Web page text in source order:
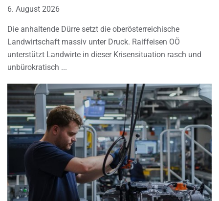
6. August 2026
Die anhaltende Dürre setzt die oberösterreichische
Landwirtschaft massiv unter Druck. Raiffeisen OÖ
unterstützt Landwirte in dieser Krisensituation rasch und
unbürokratisch